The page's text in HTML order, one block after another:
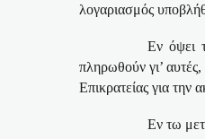
λογαριασμός
Εν όψει
πληρωθούν γι’
Επικρατείας για την
Εν τω